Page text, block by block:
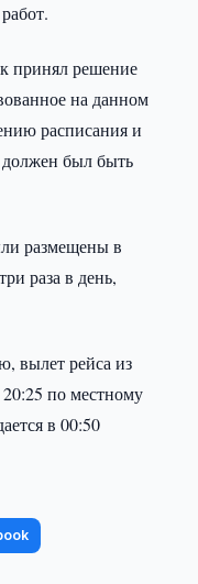
принял решение
на данном
расписания и
должен был быть
размещены в
раза в день,
вылет рейса из
по местному
в 00:50